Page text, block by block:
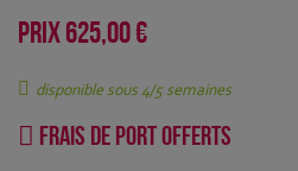
PRIX625,00 €
disponible sous 4/5 semaines
Frais de port offerts